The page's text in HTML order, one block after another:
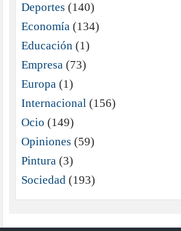
Deportes (140)
Economía(134)
Educación(1)
Empresa(73)
Europa(1)
Internacional(156)
Ocio (149)
Opiniones (59)
Pintura(3)
Sociedad(193)